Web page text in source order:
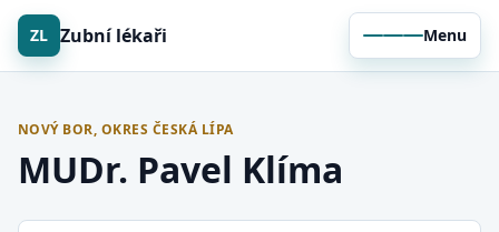
ZL Zubní lékaři Menu
NOVÝ BOR, OKRES ČESKÁ LÍPA
MUDr. Pavel Klíma